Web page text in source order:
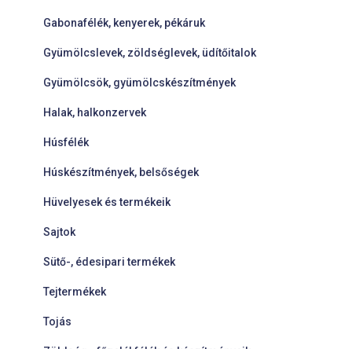
Gabonafélék, kenyerek, pékáruk
Gyümölcslevek, zöldséglevek, üdítőitalok
Gyümölcsök, gyümölcskészítmények
Halak, halkonzervek
Húsfélék
Húskészítmények, belsőségek
Hüvelyesek és termékeik
Sajtok
Sütő-, édesipari termékek
Tejtermékek
Tojás